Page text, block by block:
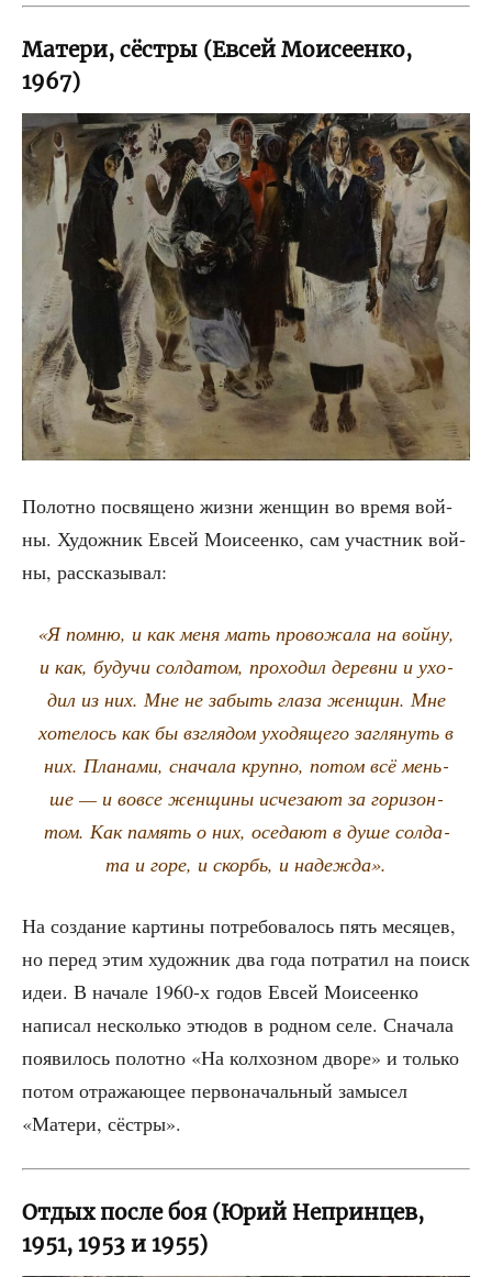
Матери, сёстры (Евсей Моисеенко,
1967)
Полот­но посвя­ще­но жиз­ни жен­щин во вре­мя вой­
ны. Худож­ник Евсей Мои­се­ен­ко, сам участ­ник вой­
ны, рассказывал:
«Я пом­ню, и как меня мать про­во­жа­ла на вой­ну,
и как, будучи сол­да­том, про­хо­дил дерев­ни и ухо­
дил из них. Мне не забыть гла­за жен­щин. Мне
хоте­лось как бы взгля­дом ухо­дя­ще­го загля­нуть в
них. Пла­на­ми, сна­ча­ла круп­но, потом всё мень­
ше — и вовсе жен­щи­ны исче­за­ют за гори­зон­
том. Как память о них, осе­да­ют в душе сол­да­
та и горе, и скорбь, и надежда».
На созда­ние кар­ти­ны потре­бо­ва­лось пять меся­цев,
но перед этим худож­ник два года потра­тил на поиск
идеи. В нача­ле 1960‑х годов Евсей Мои­се­ен­ко
напи­сал несколь­ко этю­дов в род­ном селе. Сна­ча­ла
появи­лось полот­но «На кол­хоз­ном дво­ре» и толь­ко
потом отра­жа­ю­щее пер­во­на­чаль­ный замы­сел
«Мате­ри, сёстры».
Отдых после боя (Юрий Непринцев,
1951, 1953 и 1955)